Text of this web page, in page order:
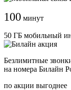
100 минут
50 ГБ мобильный
Безлимитные
на номера Билайн
по акции выгоднее